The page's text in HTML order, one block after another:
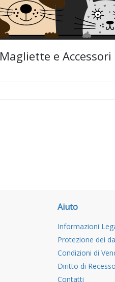
Magliette e
Aiuto
Informazioni
Protezione dei
Condizioni di
Diritto di Recesso
Contatti